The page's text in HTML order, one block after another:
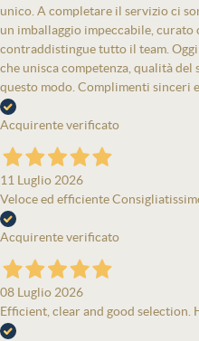
unico. A completare il servizio ci
un imballaggio impeccabile, curato
contraddistingue tutto il team.
che unisca competenza, qualità
questo modo. Complimenti sinceri
Acquirente verificato
11 Luglio 2026
Veloce ed efficiente
Acquirente verificato
08 Luglio 2026
Efficient, clear and good selection.